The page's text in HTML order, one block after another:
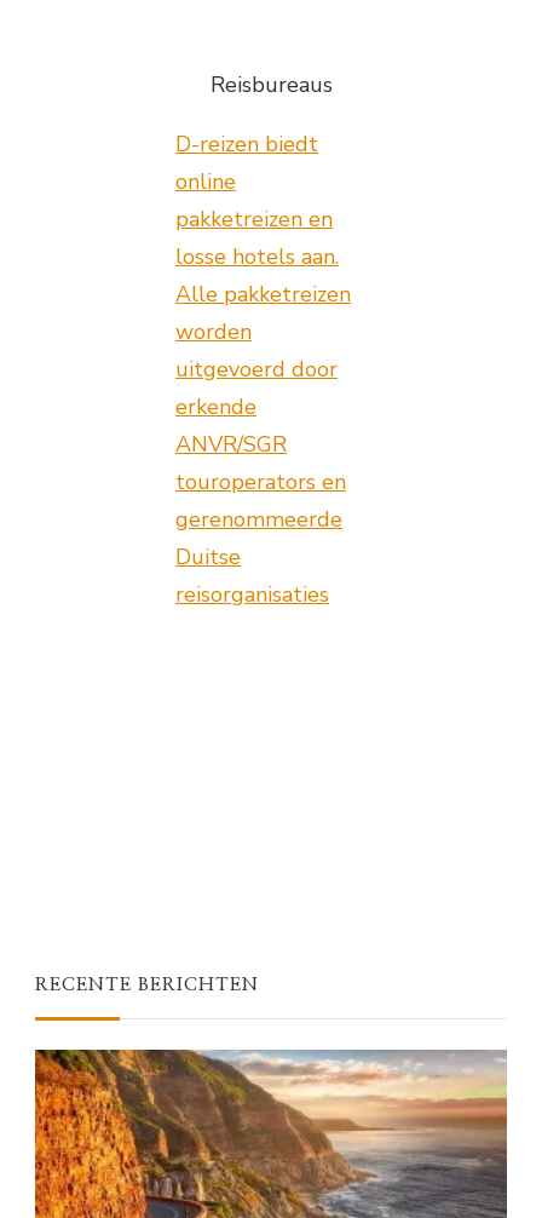
Reisbureaus
D-reizen biedt
online
pakketreizen en
losse hotels aan.
Alle pakketreizen
worden
uitgevoerd door
erkende
ANVR/SGR
touroperators en
gerenommeerde
Duitse
reisorganisaties
RECENTE BERICHTEN